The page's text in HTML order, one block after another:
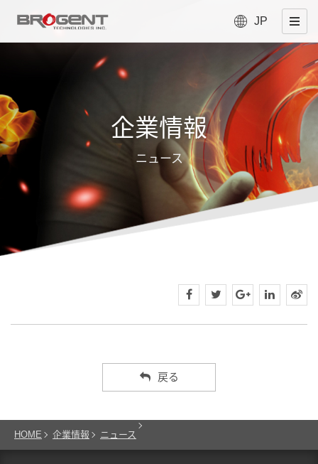
JP
企業情報
ニュース
戻る
HOME 企業情報 ニュース